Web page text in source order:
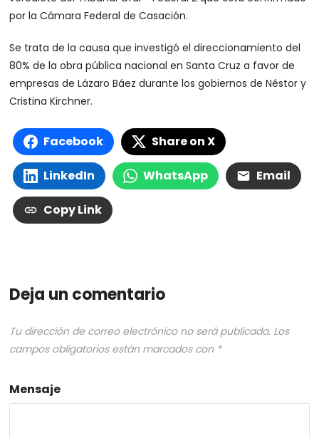
por la Cámara Federal de Casación.
Se trata de la causa que investigó el direccionamiento del
80% de la obra pública nacional en Santa Cruz a favor de
empresas de Lázaro Báez durante los gobiernos de Néstor y
Cristina Kirchner.
Facebook Share on X
LinkedIn WhatsApp Email
Copy Link
Deja un comentario
Tu dirección de correo electrónico no será publicada. Los
campos obligatorios están marcados con *
Mensaje